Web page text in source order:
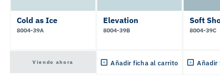
Cold as Ice
8004-39A
Viendo ahora
Elevation
8004-39B
Añadir ficha al carrito
Soft
8004-39C
Añadir